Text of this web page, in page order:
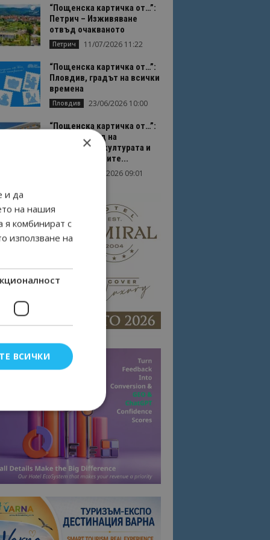
“Пощенска картичка от…”:
Петрич – Изживяване
отвъд очакваното
Петрич 11/07/2026 11:22
“Пощенска картичка от…”:
Пловдив, градът на всички
времена
Пловдив 23/06/2026 10:00
“Пощенска картичка от…”:
Перник – град на
традициите, културата и
вдъхновяващите...
17/06/2026 09:01
×
и да
на нашия
я комбинират с
използване на
ВСИЧКИ
влизане и
съгласието
на сайта.